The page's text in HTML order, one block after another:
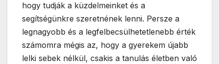
hogy tudják a küzdelmeinket és a
segítségünkre szeretnének lenni. Persze a
legnagyobb és a legfelbecsülhetetlenebb érték
számomra mégis az, hogy a gyerekem újabb
lelki sebek nélkül, csakis a tanulás életben való